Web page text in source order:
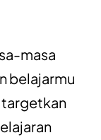
masa
belajarmu
targetkan